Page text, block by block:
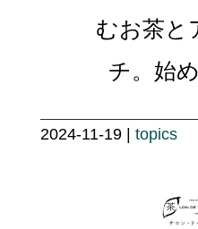
むお茶と
チ。始
2024-11-19 | topics